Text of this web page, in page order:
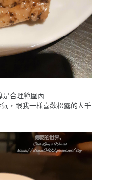
是合理範圍內
，跟我一樣喜歡松露的人千